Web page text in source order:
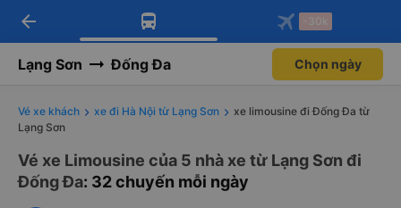
Tải app Vexere ngay!
Nhận ưu đãi thành viên độc
Mở app
Tải app Vexere
-30k/ghế khi đặt vé máy bay qua
Mở app
arrow_back -30k
Lạng Sơn Đống Đa Chọn ngày
Vé xe khách xe đi Hà Nội từ Lạng Sơn
xe limousine đi Đống Đa từ
Lạng Sơn
Vé xe Limousine của 5 nhà xe từ Lạng Sơn đi
Đống Đa: 32 chuyến mỗi ngày